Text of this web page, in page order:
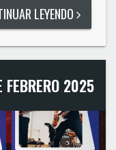
LEYENDO
FEBRERO 2025